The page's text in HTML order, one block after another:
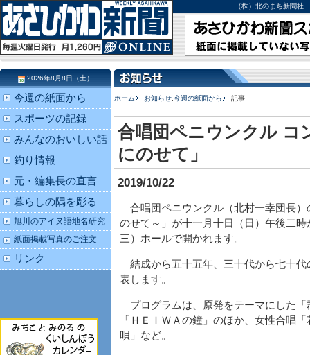
（株）北のまち新聞
ホーム お知らせ 今週の紙面から 記事
合唱団ペニウンクル コ
にのせて」
2019/10/22
合唱団ペニウンクル（北村一幸団長）
のせて～」が十一月十日（日）午後二
三）ホールで開かれます。
結成から五十五年、三十代から七十代
表します。
プログラムは、原発をテーマにした
「ＨＥＩＷＡの鐘」のほか、女性合唱
唄」など。
2026年8月8日（土）
今週の紙面から
スポーツの記録
みんなのおいしい話
釣り情報
元・編集長の直言
暮らしの隅を彫る
旭川のアイヌ語地名研究
紙面掲載写真のご注文
リンク